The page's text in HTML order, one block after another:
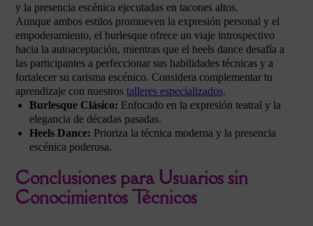
y la presencia escénica ejecutadas en tacones altos.
Aunque ambos estilos promueven la expresión personal y el
empoderamiento, el burlesque ofrece un viaje introspectivo
hacia la autoaceptación, mientras que el heels dance desafía a
las participantes a perfeccionar sus habilidades técnicas y a
fortalecer su carisma escénico. Considera complementar tu
aprendizaje con nuestros talleres especializados.
Burlesque Clásico: Enfocado en la expresión teatral y la
elegancia de décadas pasadas.
Heels Dance: Prioriza la técnica moderna y la presencia
escénica poderosa.
Conclusiones para Usuarios sin
Conocimientos Técnicos